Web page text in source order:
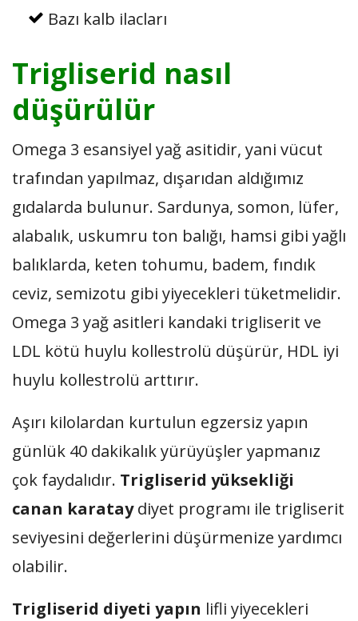
Bazı kalb ilacları
Trigliserid nasıl
düşürülür
Omega 3 esansiyel yağ asitidir, yani vücut
trafından yapılmaz, dışarıdan aldığımız
gıdalarda bulunur. Sardunya, somon, lüfer,
alabalık, uskumru ton balığı, hamsi gibi yağlı
balıklarda, keten tohumu, badem, fındık
ceviz, semizotu gibi yiyecekleri tüketmelidir.
Omega 3 yağ asitleri kandaki trigliserit ve
LDL kötü huylu kollestrolü düşürür, HDL iyi
huylu kollestrolü arttırır.
Aşırı kilolardan kurtulun egzersiz yapın
günlük 40 dakikalık yürüyüşler yapmanız
çok faydalıdır. Trigliserid yüksekliği
canan karataydiyet programı ile trigliserit
seviyesini değerlerini düşürmenize yardımcı
olabilir.
Trigliserid diyeti yapın lifli yiyecekleri